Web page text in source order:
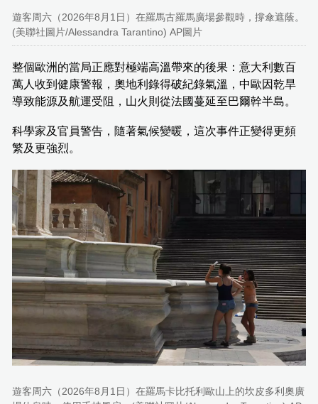
遊客周六（2026年8月1日）在羅馬古羅馬廣場參觀時，撐傘遮蔭。
(美聯社圖片/Alessandra Tarantino) AP圖片
整個歐洲的當局正應對極端高溫帶來的後果：意大利數百
萬人收到健康警報，奧地利錄得破紀錄氣溫，中歐因乾旱
導致能源及航運受阻，山火則從法國蔓延至巴爾幹半島。
科學家及官員警告，隨著氣候變暖，這次事件正變得更頻
繁及更強烈。
遊客周六（2026年8月1日）在羅馬卡比托利歐山上的坎皮多利奧廣